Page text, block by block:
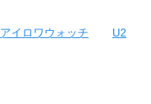
アイロワウォッチ
U2